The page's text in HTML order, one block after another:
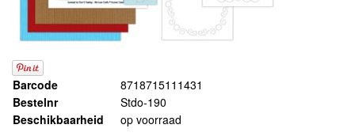
Barcode
8718715111431
Bestelnr
Stdo-190
Beschikbaarheid
op voorraad